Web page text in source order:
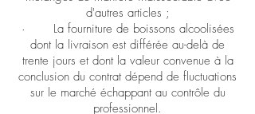
d'autres articles ;
· La fourniture de boissons alcoolisées
dont la livraison est différée au-delà de
trente jours et dont la valeur convenue à la
conclusion du contrat dépend de fluctuations
sur le marché échappant au contrôle du
professionnel.